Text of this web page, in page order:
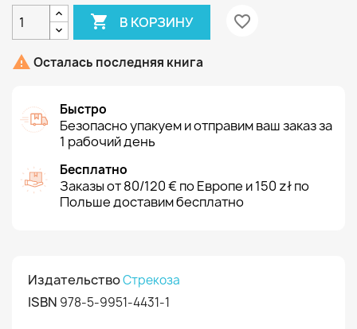
 В КОРЗИНУ favorite_border
 Осталась последняя книга
Быстро
Безопасно упакуем и отправим ваш заказ за
1 рабочий день
Бесплатно
Заказы от 80/120 € по Европе и 150 zł по
Польше доставим бесплатно
ИздательствоСтрекоза
ISBN 978-5-9951-4431-1